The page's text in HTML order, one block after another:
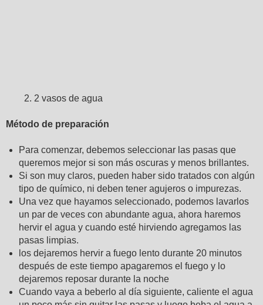
2 vasos de agua
Método de preparación
Para comenzar, debemos seleccionar las pasas que
queremos mejor si son más oscuras y menos brillantes.
Si son muy claros, pueden haber sido tratados con algún
tipo de químico, ni deben tener agujeros o impurezas.
Una vez que hayamos seleccionado, podemos lavarlos
un par de veces con abundante agua, ahora haremos
hervir el agua y cuando esté hirviendo agregamos las
pasas limpias.
los dejaremos hervir a fuego lento durante 20 minutos
después de este tiempo apagaremos el fuego y lo
dejaremos reposar durante la noche
Cuando vaya a beberlo al día siguiente, caliente el agua